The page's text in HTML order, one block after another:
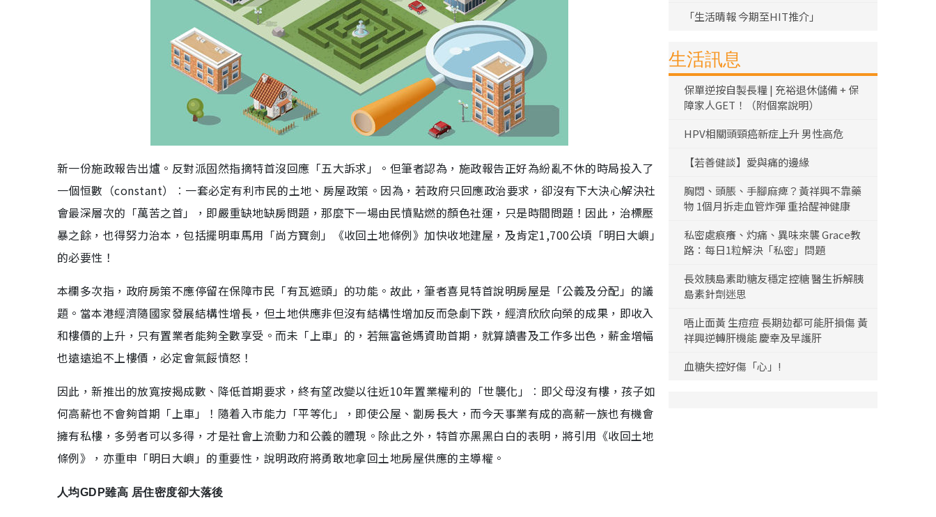
新一份施政報告出爐。反對派固然指摘特首沒回應「五大訴求」。但筆者認為，施政報告正好為紛亂不休的時局投入了
一個恒數（constant）︰一套必定有利市民的土地、房屋政策。因為，若政府只回應政治要求，卻沒有下大決心解決社
會最深層次的「萬苦之首」，即嚴重缺地缺房問題，那麼下一場由民憤點燃的顏色社運，只是時間問題！因此，治標壓
暴之餘，也得努力治本，包括擺明車馬用「尚方寶劍」《收回土地條例》加快收地建屋，及肯定1,700公頃「明日大嶼」
的必要性！
本欄多次指，政府房策不應停留在保障市民「有瓦遮頭」的功能。故此，筆者喜見特首說明房屋是「公義及分配」的議
題。當本港經濟隨國家發展結構性增長，但土地供應非但沒有結構性增加反而急劇下跌，經濟欣欣向榮的成果，即收入
和樓價的上升，只有置業者能夠全數享受。而未「上車」的，若無富爸媽資助首期，就算讀書及工作多出色，薪金增幅
也遠遠追不上樓價，必定會氣餒憤怒！
因此，新推出的放寬按揭成數、降低首期要求，終有望改變以往近10年置業權利的「世襲化」︰即父母沒有樓，孩子如
何高薪也不會夠首期「上車」！隨着入市能力「平等化」，即使公屋、劏房長大，而今天事業有成的高薪一族也有機會
擁有私樓，多勞者可以多得，才是社會上流動力和公義的體現。除此之外，特首亦黑黑白白的表明，將引用《收回土地
條例》，亦重申「明日大嶼」的重要性，說明政府將勇敢地拿回土地房屋供應的主導權。
人均GDP雖高 居住密度卻大落後
「生活晴報 今期至HIT推介」
生活訊息
保單逆按自製長糧 | 充裕退休儲備 + 保
障家人GET！（附個案說明）
HPV相關頭頸癌新症上升 男性高危
【若善健談】愛與痛的邊緣
胸悶、頭脹、手腳麻痺？黃祥興不靠藥
物 1個月拆走血管炸彈 重拾醒神健康
私密處痕癢、灼痛、異味來襲 Grace教
路：每日1粒解決「私密」問題
長效胰島素助糖友穩定控糖 醫生拆解胰
島素針劑迷思
唔止面黃 生痘痘 長期攰都可能肝損傷 黃
祥興逆轉肝機能 慶幸及早護肝
血糖失控好傷「心」!